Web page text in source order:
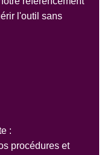
l'outil sans
:
procédures et